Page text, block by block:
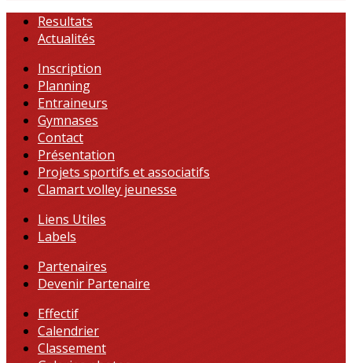
Resultats
Actualités
Inscription
Planning
Entraineurs
Gymnases
Contact
Présentation
Projets sportifs et associatifs
Clamart volley jeunesse
Liens Utiles
Labels
Partenaires
Devenir Partenaire
Effectif
Calendrier
Classement